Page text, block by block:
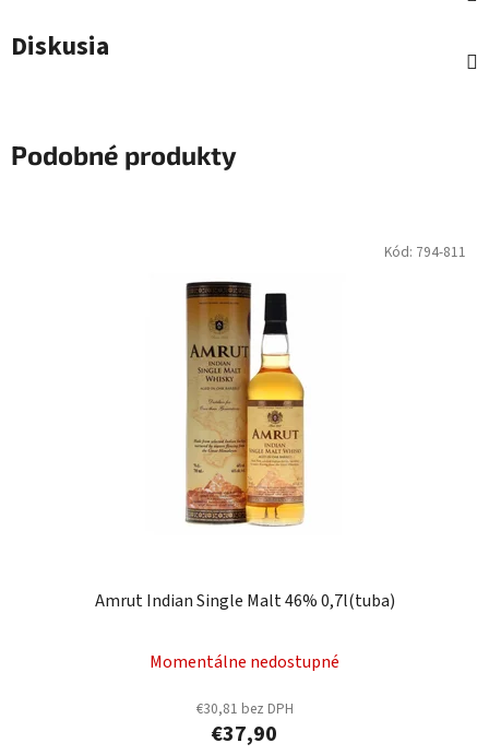
Diskusia
Podobné produkty
Amrut Indian Single Malt 46% 0,7l(tuba)
Momentálne nedostupné
€30,81 bez DPH
€37,90
Kód: 794-811